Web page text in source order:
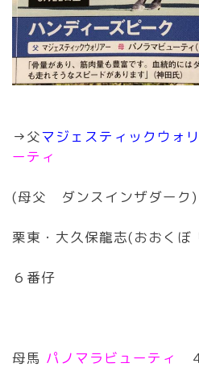
→父マジェスティックウォ
ーティ
(母父 ダンスインザダーク)
栗東・大久保龍志(おおくぼ
６番仔
母馬 パノマラビューティ